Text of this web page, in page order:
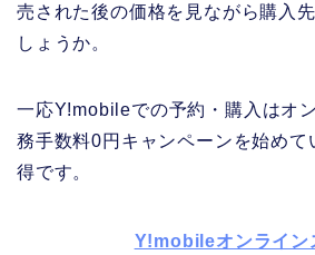
売された後の価格を見ながら購入
しょうか。
一応Y!mobileでの予約・購入はオ
務手数料0円キャンペーンを始めて
得です。
Y!mobileオンライン